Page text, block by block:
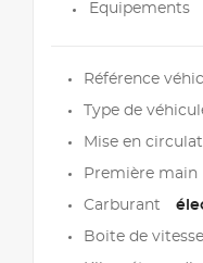
Equipements
Référence
Type de
Mise en
Première main
Carburant
Boite de vitesse